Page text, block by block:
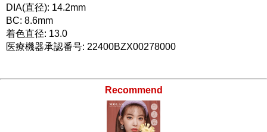
DIA(直径): 14.2mm
BC: 8.6mm
着色直径: 13.0
医療機器承認番号: 22400BZX00278000
Recommend